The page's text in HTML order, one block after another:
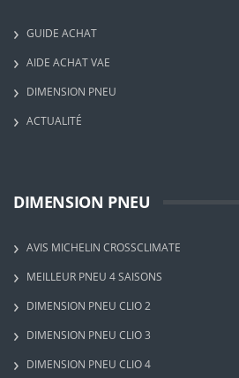
GUIDE ACHAT
AIDE ACHAT VAE
DIMENSION PNEU
ACTUALITÉ
DIMENSION PNEU
AVIS MICHELIN CROSSCLIMATE
MEILLEUR PNEU 4 SAISONS
DIMENSION PNEU CLIO 2
DIMENSION PNEU CLIO 3
DIMENSION PNEU CLIO 4